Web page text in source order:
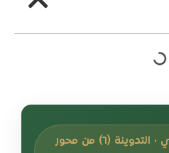
مدرسة القارئ العبقري • التدوينة (٦) من محور